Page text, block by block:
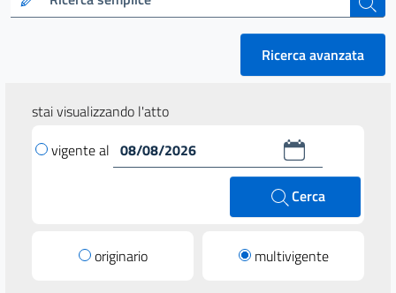
Ricerca avanzata
stai visualizzando l'atto
vigente al
Cerca
originario multivigente